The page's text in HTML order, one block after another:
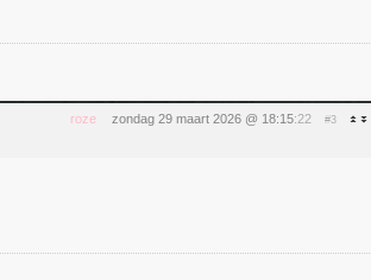
roze zondag 29 maart 2026 @ 18:15:22 #3